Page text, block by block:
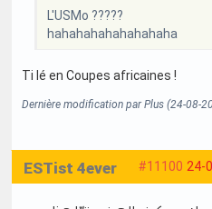
L'USMo ?????
hahahahahahahahaha
Ti lé en Coupes africaines !
Dernière modification par Plus (24-08-
#11100 24-
ESTist 4ever